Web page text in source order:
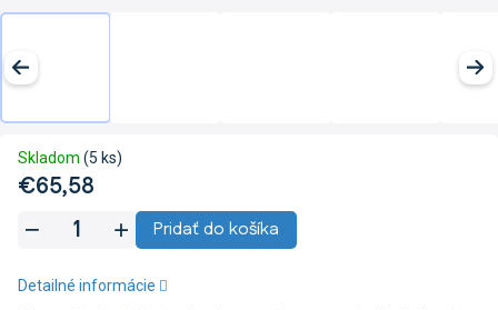
€65,58
Jednotková
Skladom (5 ks)
Pridať do košíka
Detailné informácie